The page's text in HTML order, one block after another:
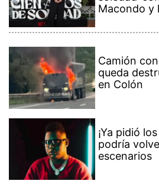
Macondo y
Camión
queda
en Colón
¡Ya pidió
podría
escenarios